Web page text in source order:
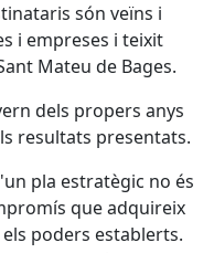
són veïns i
i empreses i teixit
Mateu de Bages.
dels propers anys
resultats presentats.
pla estratègic no és
que adquireix
poders establerts.